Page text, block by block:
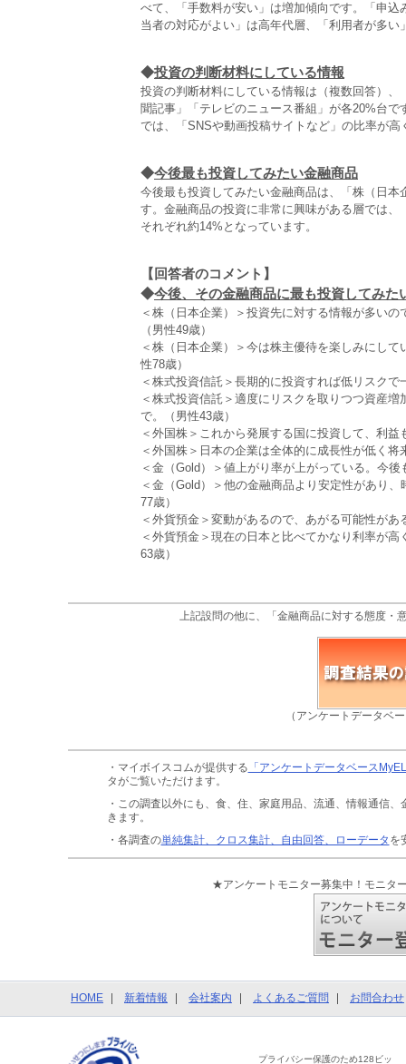
べて、「手数料が安い」は増加傾向です。「申
当者の対応がよい」は高年代層、「利用者が多
◆投資の判断材料にしている情報
投資の判断材料にしている情報は（複数回答）
聞記事」「テレビのニュース番組」が各20%台
では、「SNSや動画投稿サイトなど」の比率が高
◆今後最も投資してみたい金融商品
今後最も投資してみたい金融商品は、「株（日
す。金融商品の投資に非常に興味がある層では
それぞれ約14%となっています。
【回答者のコメント】
◆今後、その金融商品に最も投資してみた
＜株（日本企業）＞投資先に対する情報が多い
（男性49歳）
＜株（日本企業）＞今は株主優待を楽しみにし
性78歳）
＜株式投資信託＞長期的に投資すれば低リスク
＜株式投資信託＞適度にリスクを取りつつ資産
で。（男性43歳）
＜外国株＞これから発展する国に投資して、利
＜外国株＞日本の企業は全体的に成長性が低く
＜金（Gold）＞値上がり率が上がっている。今
＜金（Gold）＞他の金融商品より安定性があり
77歳）
＜外貨預金＞変動があるので、あがる可能性が
＜外貨預金＞現在の日本と比べてかなり利率が
63歳）
上記設問の他に、「金融商品に対する態度・
（アンケートデータベ
・マイボイスコムが提供する 「アンケートデータベース
タがご覧いただけます。
・この調査以外にも、食、住、家庭用品、流通、情報通信、
きます。
・各調査の単純集計、クロス集計、自由回答、ローデータ を
★アンケートモニター募集中！モニタ
HOME 新着情報 会社案内 よくあるご質問 お問合わせ
プライバシー保護のため128ビッ